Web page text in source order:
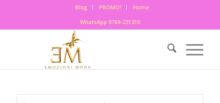
Blog PROMO!
Home
WhatsApp 0769-231310